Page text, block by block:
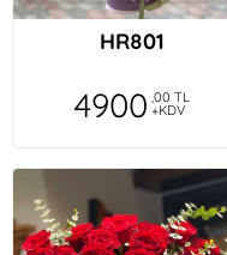
HR801
4900 ,00 TL
+KDV